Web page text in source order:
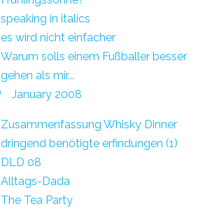
speaking in italics
es wird nicht einfacher
Warum solls einem Fußballer besser
gehen als mir...
January 2008
Zusammenfassung Whisky Dinner
dringend benötigte erfindungen (1)
DLD 08
Alltags-Dada
The Tea Party